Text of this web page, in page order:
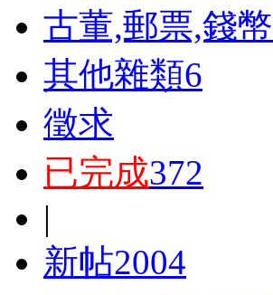
古董,郵票,錢幣
其他雜類6
徵求
已完成372
|
新帖2004